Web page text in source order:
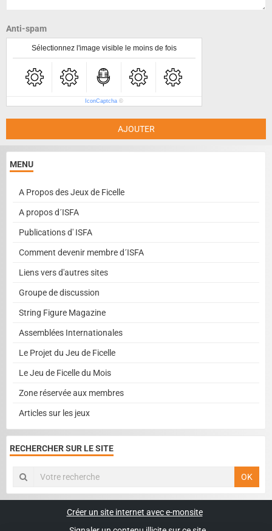
Anti-spam
Sélectionnez l'image visible le moins de fois
IconCaptcha ©
AJOUTER
MENU
A Propos des Jeux de Ficelle
A propos d´ISFA
Publications d' ISFA
Comment devenir membre d´ISFA
Liens vers d'autres sites
Groupe de discussion
String Figure Magazine
Assemblées Internationales
Le Projet du Jeu de Ficelle
Le Jeu de Ficelle du Mois
Zone réservée aux membres
Articles sur les jeux
RECHERCHER SUR LE SITE
OK
Créer un site internet avec e-monsite